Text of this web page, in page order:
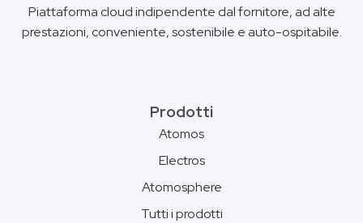
Piattaforma cloud indipendente dal fornitore, ad alte
prestazioni, conveniente, sostenibile e auto-ospitabile.
Prodotti
Atomos
Electros
Atomosphere
Tutti i prodotti